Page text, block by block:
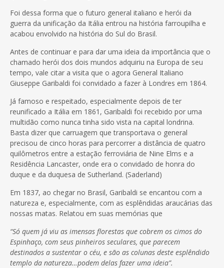
Foi dessa forma que o futuro general italiano e herói da
guerra da unificação da Itália entrou na história farroupilha e
acabou envolvido na história do Sul do Brasil.
Antes de continuar e para dar uma ideia da importância que o
chamado herói dos dois mundos adquiriu na Europa de seu
tempo, vale citar a visita que o agora General Italiano
Giuseppe Garibaldi foi convidado a fazer à Londres em 1864.
Já famoso e respeitado, especialmente depois de ter
reunificado a Itália em 1861, Garibaldi foi recebido por uma
multidão como nunca tinha sido vista na capital londrina.
Basta dizer que carruagem que transportava o general
precisou de cinco horas para percorrer a distância de quatro
quilômetros entre a estação ferroviária de Nine Elms e a
Residência Lancaster, onde era o convidado de honra do
duque e da duquesa de Sutherland. (Saderland)
Em 1837, ao chegar no Brasil, Garibaldi se encantou com a
natureza e, especialmente, com as esplêndidas araucárias das
nossas matas. Relatou em suas memórias que
“Só quem já viu as imensas florestas que cobrem os cimos do
Espinhaço, com seus pinheiros seculares, que parecem
destinados a sustentar o céu, e são as colunas deste esplêndido
templo da natureza…podem delas fazer uma ideia”.